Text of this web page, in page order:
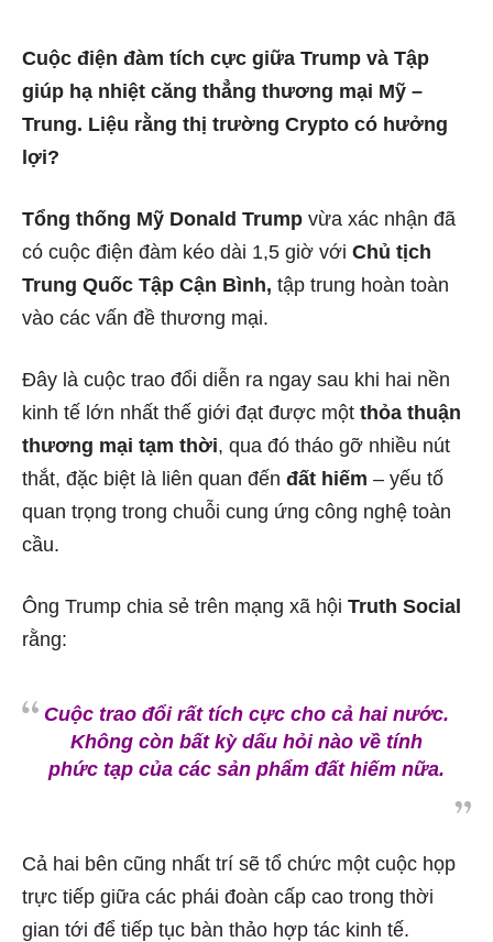
Cuộc điện đàm tích cực giữa Trump và Tập
giúp hạ nhiệt căng thẳng thương mại Mỹ –
Trung. Liệu rằng thị trường Crypto có hưởng
lợi?
Tổng thống Mỹ Donald Trump vừa xác nhận đã
có cuộc điện đàm kéo dài 1,5 giờ với Chủ tịch
Trung Quốc Tập Cận Bình, tập trung hoàn toàn
vào các vấn đề thương mại.
Đây là cuộc trao đổi diễn ra ngay sau khi hai nền
kinh tế lớn nhất thế giới đạt được một thỏa thuận
thương mại tạm thời, qua đó tháo gỡ nhiều nút
thắt, đặc biệt là liên quan đến đất hiếm – yếu tố
quan trọng trong chuỗi cung ứng công nghệ toàn
cầu.
Ông Trump chia sẻ trên mạng xã hội Truth Social
rằng:
Cuộc trao đổi rất tích cực cho cả hai nước.
Không còn bất kỳ dấu hỏi nào về tính
phức tạp của các sản phẩm đất hiếm nữa.
Cả hai bên cũng nhất trí sẽ tổ chức một cuộc họp
trực tiếp giữa các phái đoàn cấp cao trong thời
gian tới để tiếp tục bàn thảo hợp tác kinh tế.